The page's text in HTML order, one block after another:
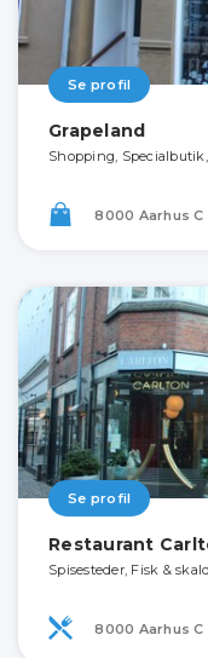
Se profil
Grapeland
Shopping,
8000 Aarhus C
Se profil
Restaurant
Spisesteder, Fisk &
8000 Aarhus C